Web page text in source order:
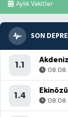
Aylık Vakitler
SON
1.1
1.4